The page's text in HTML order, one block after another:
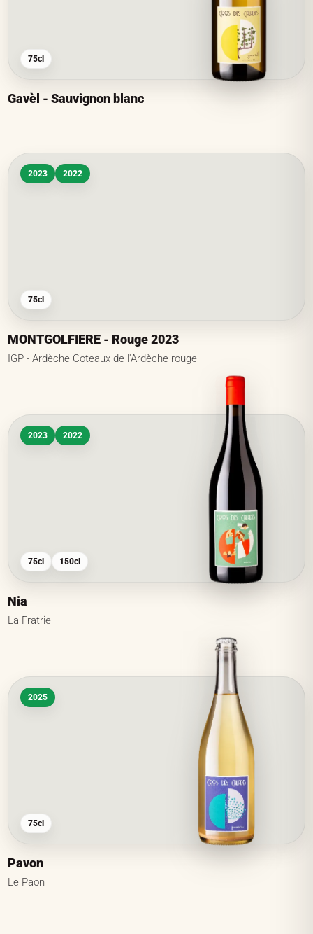
75cl
Gavèl - Sauvignon blanc
2023 2022
75cl
MONTGOLFIERE - Rouge 2023
IGP - Ardèche Coteaux de l'Ardèche rouge
2023 2022
75cl 150cl
Nia
La Fratrie
2025
75cl
Pavon
Le Paon